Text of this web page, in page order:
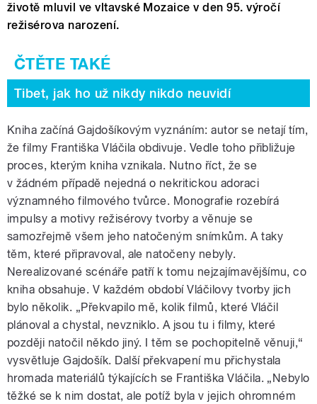
životě mluvil ve vltavské Mozaice v den 95. výročí
režisérova narození.
Tibet, jak ho už nikdy nikdo neuvidí
Kniha začíná Gajdošíkovým vyznáním: autor se netají tím,
že filmy Františka Vláčila obdivuje. Vedle toho přibližuje
proces, kterým kniha vznikala. Nutno říct, že se
v žádném případě nejedná o nekritickou adoraci
významného filmového tvůrce. Monografie rozebírá
impulsy a motivy režisérovy tvorby a věnuje se
samozřejmě všem jeho natočeným snímkům. A taky
těm, které připravoval, ale natočeny nebyly.
Nerealizované scénáře patří k tomu nejzajímavějšímu, co
kniha obsahuje. V každém období Vláčilovy tvorby jich
bylo několik. „Překvapilo mě, kolik filmů, které Vláčil
plánoval a chystal, nevzniklo. A jsou tu i filmy, které
později natočil někdo jiný. I těm se pochopitelně věnuji,“
vysvětluje Gajdošík. Další překvapení mu přichystala
hromada materiálů týkajících se Františka Vláčila. „Nebylo
těžké se k nim dostat, ale potíž byla v jejich ohromném